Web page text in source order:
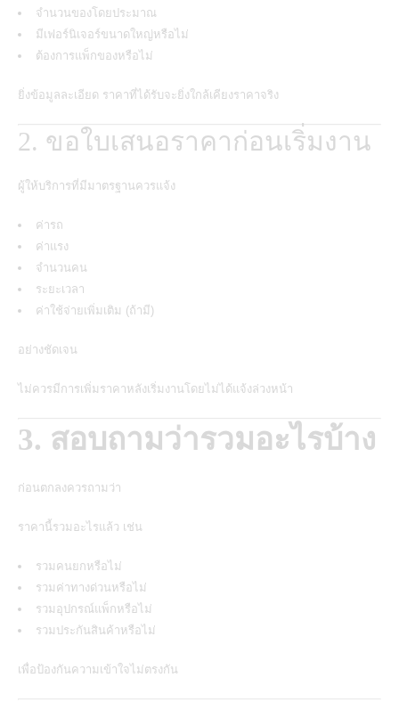
จำนวนของโดยประมาณ
มีเฟอร์นิเจอร์ขนาดใหญ่หรือไม่
ต้องการแพ็กของหรือไม่
ยิ่งข้อมูลละเอียด ราคาที่ได้รับจะยิ่งใกล้เคียงราคาจริง
2. ขอใบเสนอราคาก่อนเริ่มงาน
ผู้ให้บริการที่มีมาตรฐานควรแจ้ง
ค่ารถ
ค่าแรง
จำนวนคน
ระยะเวลา
ค่าใช้จ่ายเพิ่มเติม (ถ้ามี)
อย่างชัดเจน
ไม่ควรมีการเพิ่มราคาหลังเริ่มงานโดยไม่ได้แจ้งล่วงหน้า
3. สอบถามว่ารวมอะไรบ้าง
ก่อนตกลงควรถามว่า
ราคานี้รวมอะไรแล้ว เช่น
รวมคนยกหรือไม่
รวมค่าทางด่วนหรือไม่
รวมอุปกรณ์แพ็กหรือไม่
รวมประกันสินค้าหรือไม่
เพื่อป้องกันความเข้าใจไม่ตรงกัน